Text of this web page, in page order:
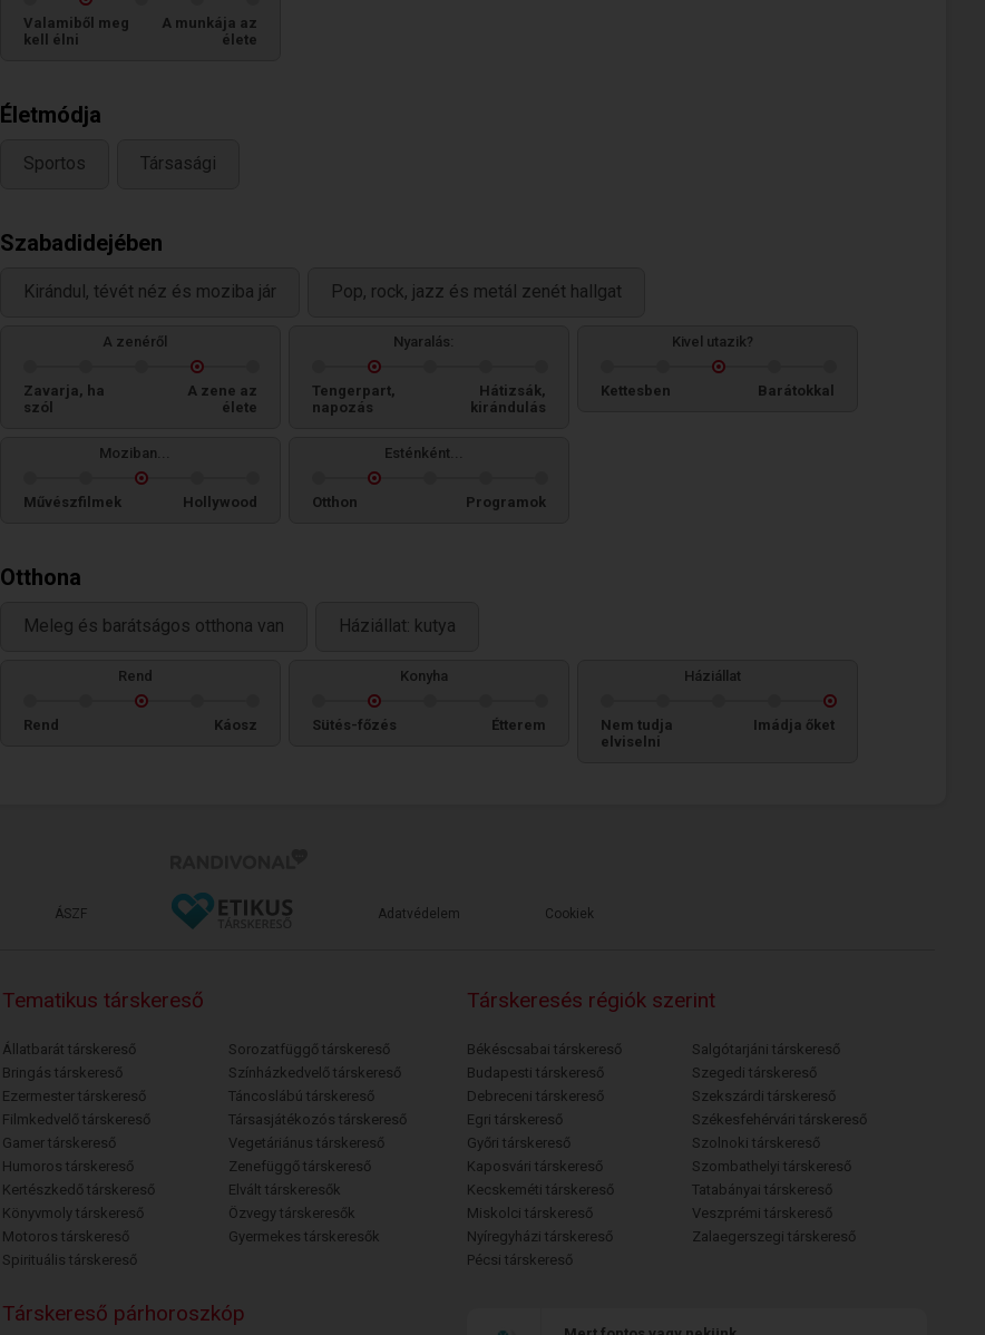
Valamiből meg
kell élni
A munkája az
élete
Életmódja
Sportos Társasági
Szabadidejében
Kirándul, tévét néz és moziba jár Pop, rock, jazz és metál zenét hallgat
A zenéről
Zavarja, ha
szól
A zene az
élete
Nyaralás:
Tengerpart,
napozás
Hátizsák,
kirándulás
Kivel utazik?
Kettesben Barátokkal
Moziban...
Művészfilmek Hollywood
Esténként...
Otthon Programok
Otthona
Meleg és barátságos otthona van Háziállat: kutya
Rend
Rend Káosz
Konyha
Sütés-főzés Étterem
Háziállat
Nem tudja
elviselni
Imádja őket
ÁSZF Adatvédelem Cookiek
Tematikus társkereső
Állatbarát társkereső
Bringás társkereső
Ezermester társkereső
Filmkedvelő társkereső
Gamer társkereső
Humoros társkereső
Kertészkedő társkereső
Könyvmoly társkereső
Motoros társkereső
Spirituális társkereső
Sorozatfüggő társkereső
Színházkedvelő társkereső
Táncoslábú társkereső
Társasjátékozós társkereső
Vegetáriánus társkereső
Zenefüggő társkereső
Elvált társkeresők
Özvegy társkeresők
Gyermekes társkeresők
Társkeresés régiók szerint
Békéscsabai társkereső
Budapesti társkereső
Debreceni társkereső
Egri társkereső
Győri társkereső
Kaposvári társkereső
Kecskeméti társkereső
Miskolci társkereső
Nyíregyházi társkereső
Pécsi társkereső
Salgótarjáni társkereső
Szegedi társkereső
Szekszárdi társkereső
Székesfehérvári társkereső
Szolnoki társkereső
Szombathelyi társkereső
Tatabányai társkereső
Veszprémi társkereső
Zalaegerszegi társkereső
Társkereső párhoroszkóp